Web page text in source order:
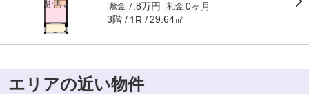
敷金 7.8万円 礼金 0ヶ月
3階 1R 29.64㎡
エリアの近い物件